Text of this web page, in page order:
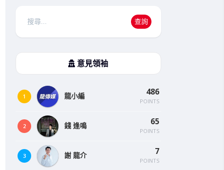
搜
查詢
意見領袖
1 龍小編 486
POINTS
2 錢 逢鳴 65
POINTS
3 謝 龍介 7
POINTS